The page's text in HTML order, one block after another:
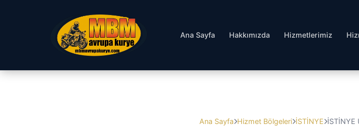
Ana Sayfa Hakkımızda Hizmetlerimiz
Ana Sayfa Hizmet Bölgeleri İSTİNYE İSTİNYE